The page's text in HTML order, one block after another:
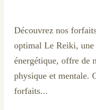
Découvrez nos
optimal Le Reiki, une
énergétique, offre de
physique et mentale.
forfaits...